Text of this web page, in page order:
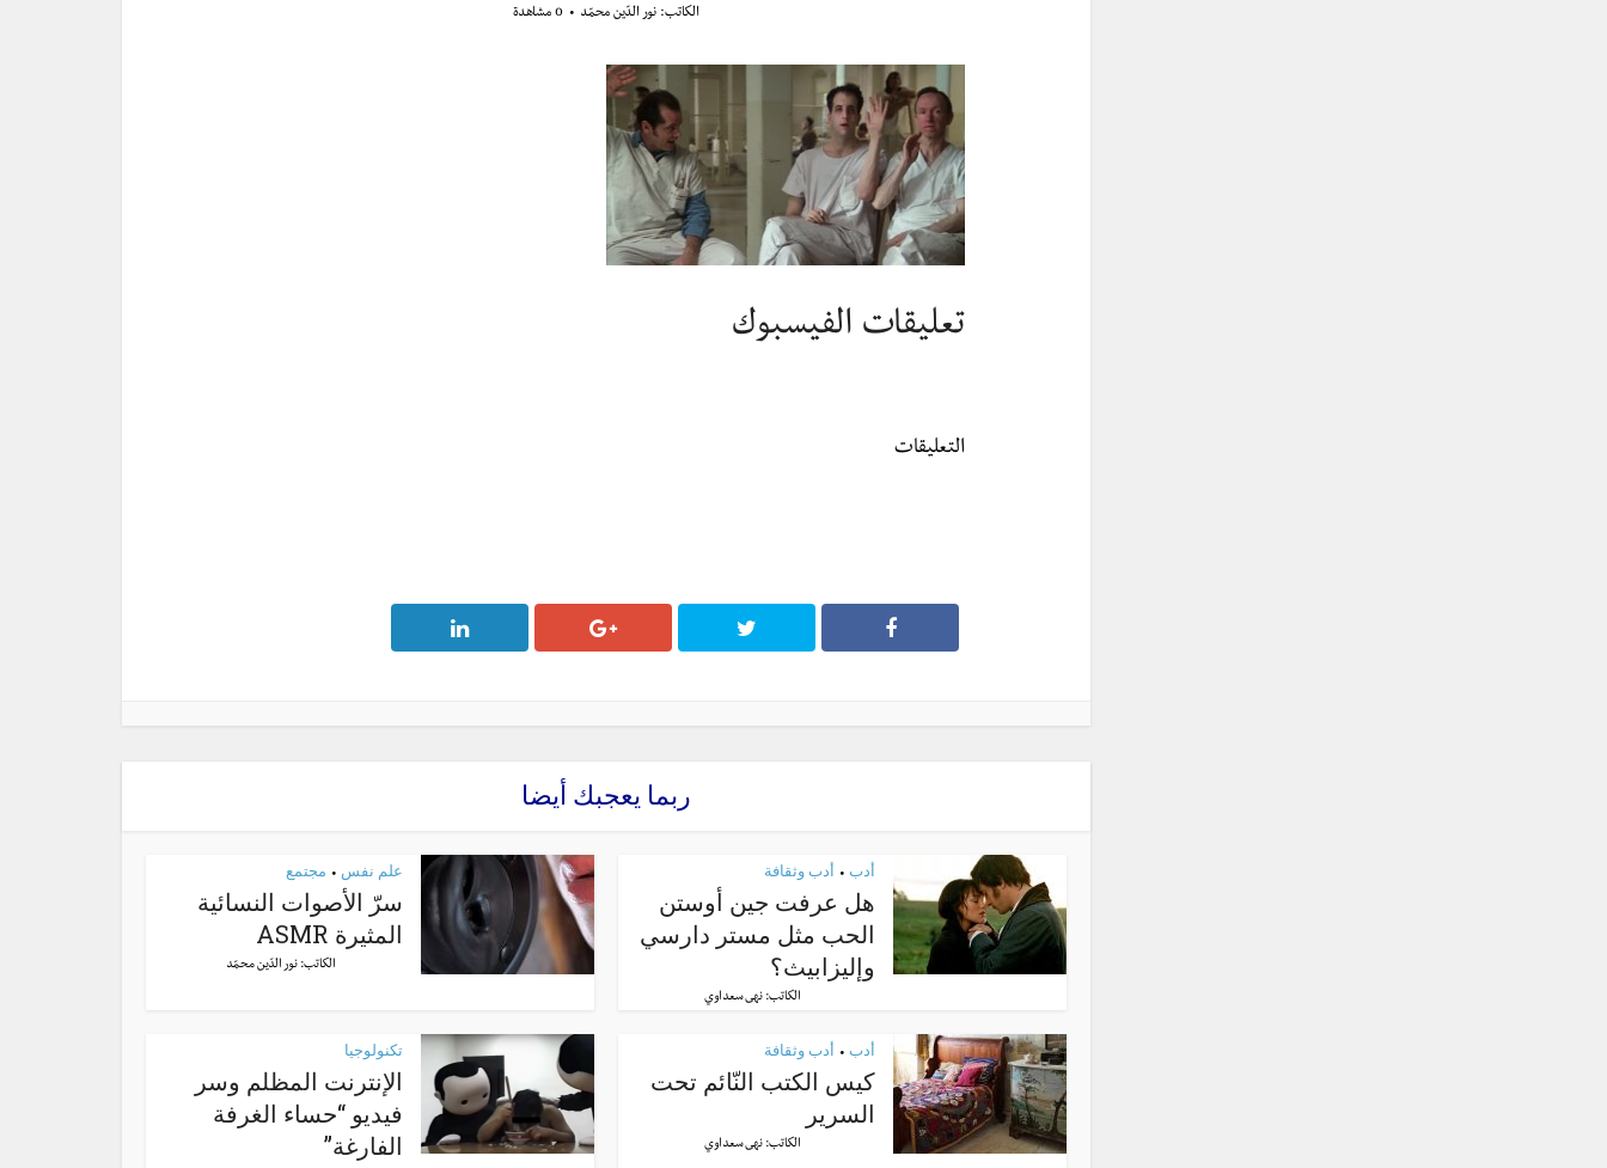
الكاتب: نور الدّين محمّد 0 مشاهدة
تعليقات الفيسبوك
التعليقات
ربما يعجبك أيضا
أدب • أدب وثقافة
هل عرفت جين أوستن
الحب مثل مستر دارسي
وإليزابيث؟
الكاتب: نهى سعداوي
علم نفس • مجتمع
سرّ الأصوات النسائية
المثيرة ASMR
الكاتب:نور الدّين محمّد
أدب • أدب وثقافة
كيس الكتب النّائم تحت
السرير
الكاتب: نهى سعداوي
تكنولوجيا
الإنترنت المظلم وسر
فيديو “حساء الغرفة
الفارغة”